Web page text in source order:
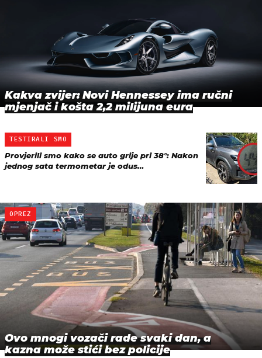
Kakva zvijer: Novi Hennessey ima ručni
mjenjač i košta 2,2 milijuna eura
TESTIRALI SMO
Provjerili smo kako se auto grije pri 38°: Nakon
jednog sata termometar je odus…
OPREZ
Ovo mnogi vozači rade svaki dan, a
kazna može stići bez policije